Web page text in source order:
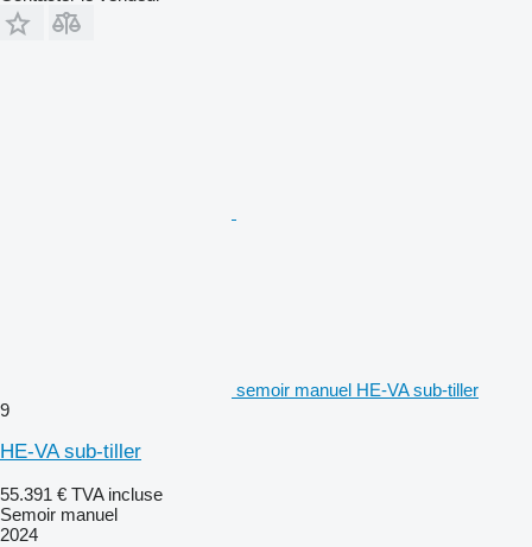
semoir manuel HE-VA sub-tiller
9
HE-VA sub-tiller
55.391 € TVA incluse
Semoir manuel
2024